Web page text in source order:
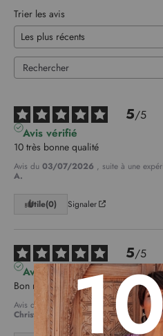
Trier les avis
5/5
Avis vérifié
10 très bonne qualité
Avis du 03/07/2026 , suite à une
A.
Utile(0) Signaler
5/5
Avis vérifié
Bon rapport qualité-prix !
Avis du 01/07/2026 , suite à une
Christine F.